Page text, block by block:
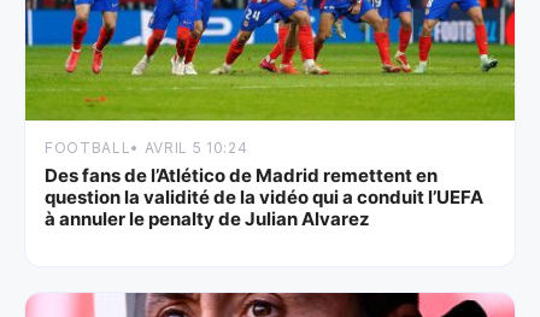
FOOTBALL • AVRIL 5 10:24
Des fans de l’Atlético de Madrid remettent en
question la validité de la vidéo qui a conduit l’UEFA
à annuler le penalty de Julian Alvarez